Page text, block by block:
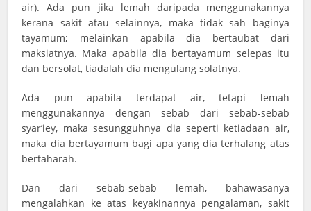
air). Ada pun jika lemah daripada menggunakannya
kerana sakit atau selainnya, maka tidak sah baginya
tayamum; melainkan apabila dia bertaubat dari
maksiatnya. Maka apabila dia bertayamum selepas itu
dan bersolat, tiadalah dia mengulang solatnya.
Ada pun apabila terdapat air, tetapi lemah
menggunakannya dengan sebab dari sebab-sebab
syar’iey, maka sesungguhnya dia seperti ketiadaan air,
maka dia bertayamum bagi apa yang dia terhalang atas
bertaharah.
Dan dari sebab-sebab lemah, bahawasanya
mengalahkan ke atas keyakinannya pengalaman, sakit